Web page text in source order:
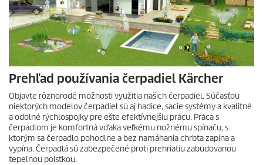
Prehľad používania čerpadiel Kärcher
Objavte rôznorodé možnosti využitia našich čerpadiel. Súčasťou
niektorých modelov čerpadiel sú aj hadice, sacie systémy a kvalitné
a odolné rýchlospojky pre ešte efektívnejšiu prácu. Práca s
čerpadlom je komfortná vďaka veľkému nožnému spínaču, s
ktorým sa čerpadlo pohodlne a bez namáhania chrbta zapína a
vypína. Čerpadlá sú zabezpečené proti prehriatiu zabudovanou
tepelnou poistkou.